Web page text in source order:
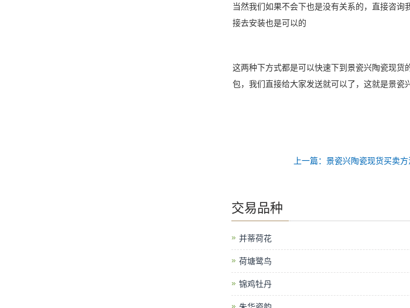
当然我们如果不会下也是没有关系的，直接咨
接去安装也是可以的
这两种下方式都是可以快速下到景瓷兴陶瓷现
包，我们直接给大家发送就可以了，这就是景
上一篇：景瓷兴陶瓷现货买卖
交易品种
并蒂荷花
荷塘鹭鸟
锦鸡牡丹